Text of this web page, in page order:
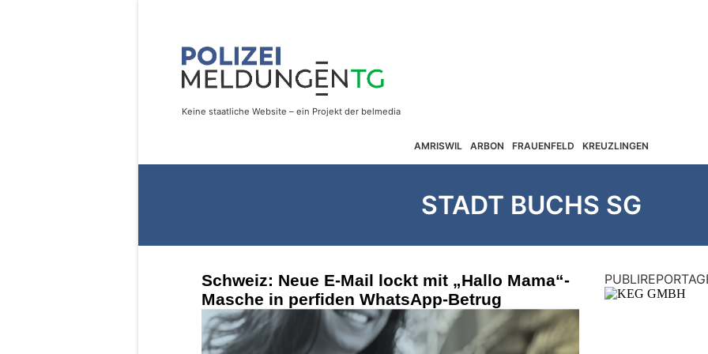
AMRISWIL ARBON FRAUENFELD KREUZLINGEN
STADT BUCHS SG
Schweiz: Neue E-Mail lockt mit „Hallo Mama“-
Masche in perfiden WhatsApp-Betrug